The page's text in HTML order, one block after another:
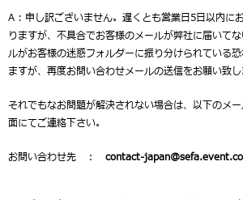
A : 申し訳ございません。遅くとも営業日5日以内に
りますが、不具合でお客様のメールが弊社に届いて
ルがお客様の迷惑フォルダーに振り分けられている
ますが、再度お問い合わせメールの送信をお願い致し
それでもなお問題が解決されない場合は、以下のメ
面にてご連絡下さい。
お問い合わせ先 ： contact-